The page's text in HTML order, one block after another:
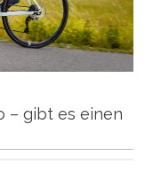
– gibt es einen